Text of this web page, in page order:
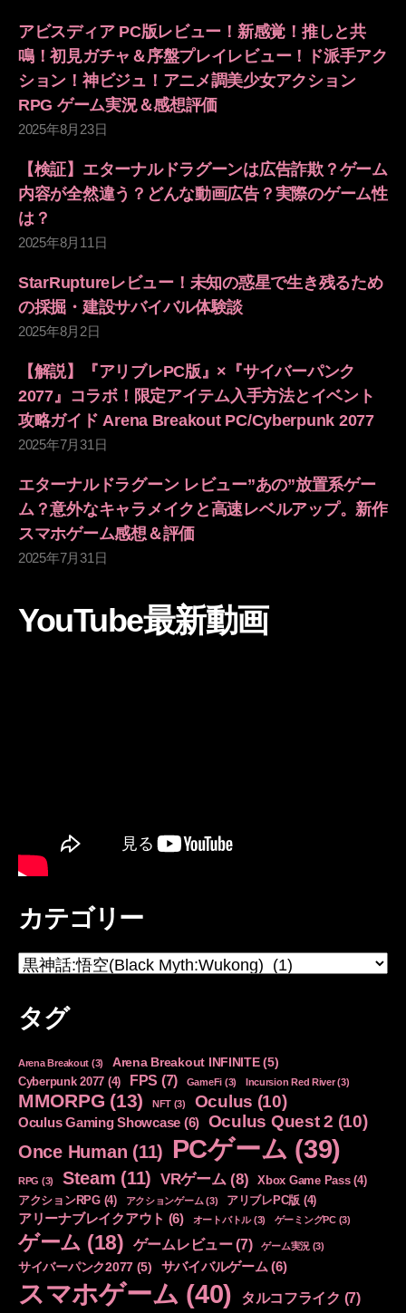
アビスディア PC版レビュー！新感覚！推しと共
鳴！初見ガチャ＆序盤プレイレビュー！ド派手アク
ション！神ビジュ！アニメ調美少女アクション
RPG ゲーム実況＆感想評価
2025年8月23日
【検証】エターナルドラグーンは広告詐欺？ゲーム
内容が全然違う？どんな動画広告？実際のゲーム性
は？
2025年8月11日
StarRuptureレビュー！未知の惑星で生き残るため
の採掘・建設サバイバル体験談
2025年8月2日
【解説】『アリブレPC版』×『サイバーパンク
2077』コラボ！限定アイテム入手方法とイベント
攻略ガイド Arena Breakout PC/Cyberpunk 2077
2025年7月31日
エターナルドラグーン レビュー”あの”放置系ゲー
ム？意外なキャラメイクと高速レベルアップ。新作
スマホゲーム感想＆評価
2025年7月31日
YouTube最新動画
カテゴリー
カ
テ
リ
タグ
Arena Breakout (3) Arena Breakout INFINITE(5)
Cyberpunk 2077 (4) FPS (7) GameFi (3) Incursion Red River(3)
MMORPG (13) NFT(3) Oculus (10)
Oculus Gaming Showcase (6) Oculus Quest 2 (10)
Once Human (11) PCゲーム (39)
RPG (3) Steam (11) VRゲーム(8) Xbox Game Pass(4)
アクションRPG(4) アクションゲーム (3) アリブレPC版 (4)
アリーナブレイクアウト (6) オートバトル(3) ゲーミングPC(3)
ゲーム (18) ゲームレビュー(7) ゲーム実況 (3)
サイバーパンク2077 (5) サバイバルゲーム (6)
スマホゲーム (40) タルコフライク (7)